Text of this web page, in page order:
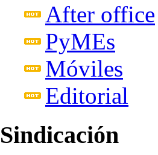
After office
PyMEs
Móviles
Editorial
Sindicación